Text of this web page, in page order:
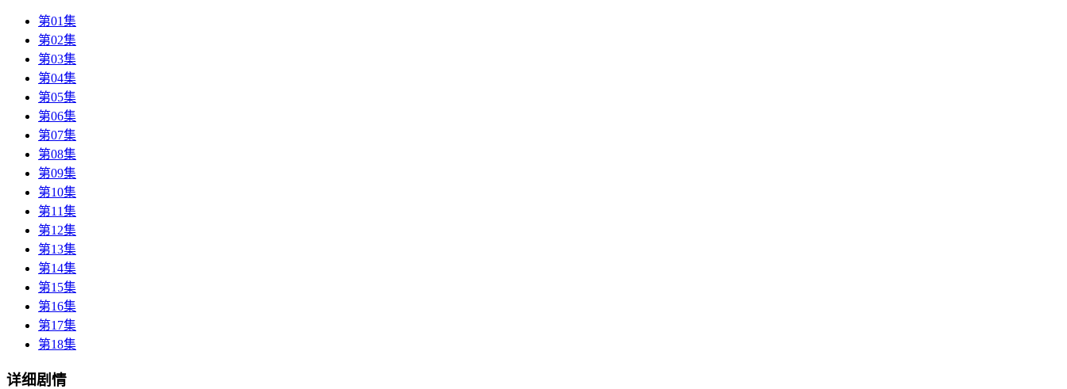
第01集
第02集
第03集
第04集
第05集
第06集
第07集
第08集
第09集
第10集
第11集
第12集
第13集
第14集
第15集
第16集
第17集
第18集
详细剧情